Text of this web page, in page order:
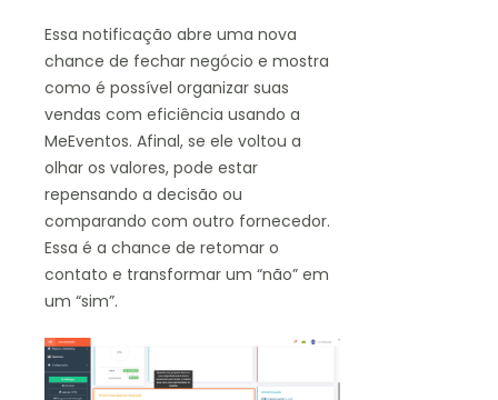
Essa notificação abre uma nova
chance de fechar negócio e mostra
como é possível organizar suas
vendas com eficiência usando a
MeEventos. Afinal, se ele voltou a
olhar os valores, pode estar
repensando a decisão ou
comparando com outro fornecedor.
Essa é a chance de retomar o
contato e transformar um “não” em
um “sim”.